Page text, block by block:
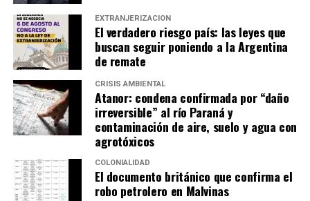
EXTRANJERIZACIÓN
El verdadero riesgo país: las leyes que
buscan seguir poniendo a la Argentina
de remate
CRISIS AMBIENTAL
Atanor: condena confirmada por “daño
irreversible” al río Paraná y
contaminación de aire, suelo y agua con
agrotóxicos
COLONIALIDAD
El documento británico que confirma el
robo petrolero en Malvinas